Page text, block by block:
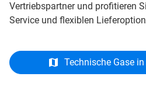
Vertriebspartner und profitieren
Service und flexiblen
Technische Gase